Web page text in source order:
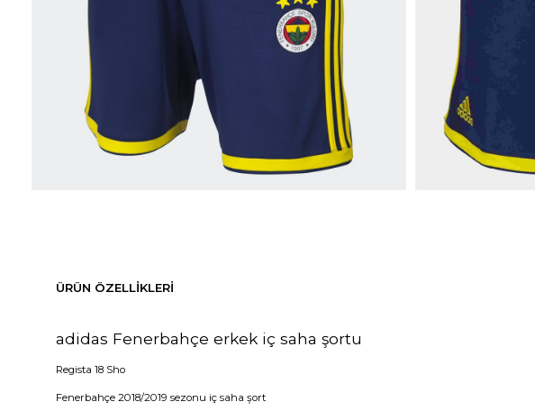
ÜRÜN ÖZELLIKLERI
adidas Fenerbahçe erkek iç saha şortu
Regista 18 Sho
Fenerbahçe 2018/2019 sezonu iç saha şort